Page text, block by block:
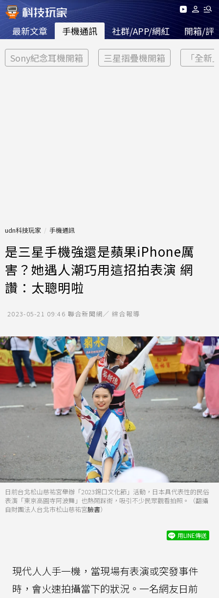
最新文章 手機通訊 社群/APP/網紅 開箱/評
Sony紀念耳機開箱 三星摺疊機開箱 「全新
udn科技玩家 手機通訊
是三星手機強還是蘋果iPhone厲
害？她遇人潮巧用這招拍表演 網
讚：太聰明啦
2023-05-21 09:46 聯合新聞網／ 綜合報導
日前台北松山慈祐宮舉辦「2023錫口文化節」活動，日本具代表性的民俗
表演「東京高圓寺阿波舞」也熱鬧踩街，吸引不少民眾觀看拍照。（翻攝
自財團法人台北市松山慈祐宮臉書）
用LINE傳送
現代人人手一機，當現場有表演或突發事件
時，會火速拍攝當下的狀況。一名網友日前